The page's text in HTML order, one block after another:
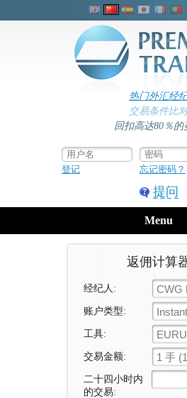
热门外汇经
交易条件比
回扣高达80％的
登记 忘记密码？
提问
Menu
返佣计算
经纪人: CWG
账户类型: Instant
工具:
交易金额: 1 手
二十四小时内
的交易: